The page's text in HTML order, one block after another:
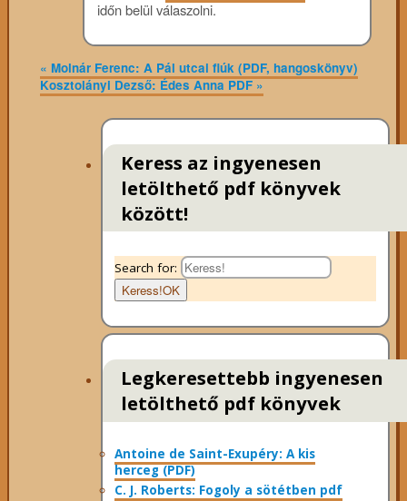
időn belül válaszolni.
« Molnár Ferenc: A Pál utcai fiúk (PDF, hangoskönyv)
Kosztolányi Dezső: Édes Anna PDF»
Keress az ingyenesen
letölthető pdf könyvek
között!
Search for:
Keress!OK
Legkeresettebb ingyenesen
letölthető pdf könyvek
Antoine de Saint-Exupéry: A kis
herceg (PDF)
C. J. Roberts: Fogoly a sötétben pdf